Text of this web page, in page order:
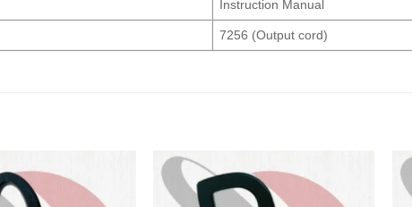
Instruction Manual
7256 (Output cord)